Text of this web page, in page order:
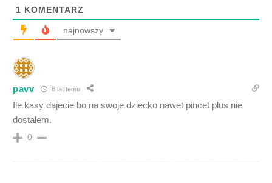
1 KOMENTARZ
najnowszy
pavv 8 lat temu
Ile kasy dajecie bo na swoje dziecko nawet pincet plus nie
dostałem.
0